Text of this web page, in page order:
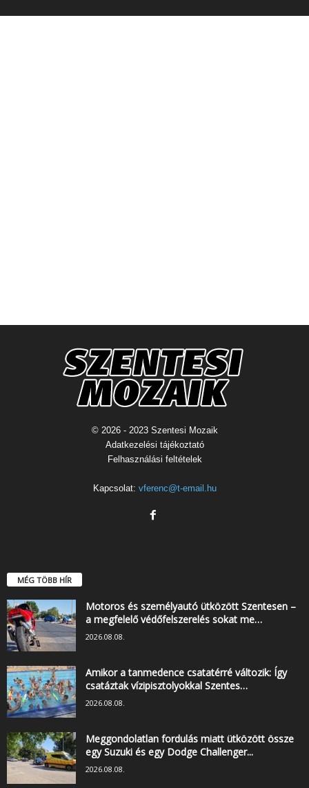
© 2026 - 2023 Szentesi Mozaik
Adatkezelési tájékoztató
Felhasználási feltételek
Kapcsolat: vferenc@t-email.hu
MÉG TÖBB HÍR
Motoros és személyautó ütközött Szentesen –
a megfelelő védőfelszerelés sokat me…
2026.08.08.
Amikor a tanmedence csatatérré változik: Így
csatáztak vízipisztolyokkal Szentes…
2026.08.08.
Meggondolatlan fordulás miatt ütközött össze
egy Suzuki és egy Dodge Challenger...
2026.08.08.